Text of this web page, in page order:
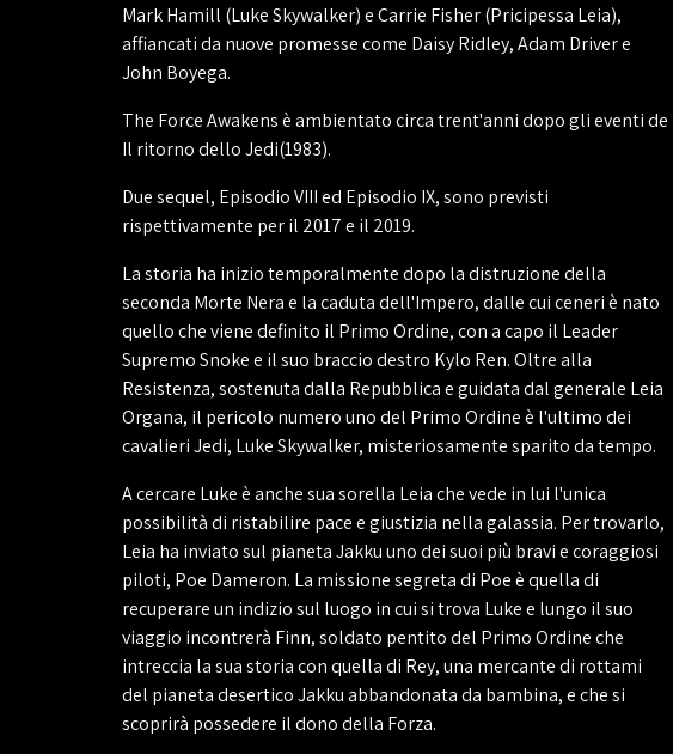
Mark Hamill (Luke Skywalker) e Carrie Fisher (Pricipessa Leia),
affiancati da nuove promesse come Daisy Ridley, Adam Driver e
John Boyega.
The Force Awakens è ambientato circa trent'anni dopo gli eventi de
Il ritorno dello Jedi(1983).
Due sequel, Episodio VIII ed Episodio IX, sono previsti
rispettivamente per il 2017 e il 2019.
La storia ha inizio temporalmente dopo la distruzione della
seconda Morte Nera e la caduta dell'Impero, dalle cui ceneri è nato
quello che viene definito il Primo Ordine, con a capo il Leader
Supremo Snoke e il suo braccio destro Kylo Ren. Oltre alla
Resistenza, sostenuta dalla Repubblica e guidata dal generale Leia
Organa, il pericolo numero uno del Primo Ordine è l'ultimo dei
cavalieri Jedi, Luke Skywalker, misteriosamente sparito da tempo.
A cercare Luke è anche sua sorella Leia che vede in lui l'unica
possibilità di ristabilire pace e giustizia nella galassia. Per trovarlo,
Leia ha inviato sul pianeta Jakku uno dei suoi più bravi e coraggiosi
piloti, Poe Dameron. La missione segreta di Poe è quella di
recuperare un indizio sul luogo in cui si trova Luke e lungo il suo
viaggio incontrerà Finn, soldato pentito del Primo Ordine che
intreccia la sua storia con quella di Rey, una mercante di rottami
del pianeta desertico Jakku abbandonata da bambina, e che si
scoprirà possedere il dono della Forza.